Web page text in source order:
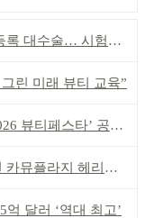
술… 시험자료 공용 허용
린 미래 뷰티 교육”
티페스타’ 공동 주최
라지 헤리티지 담아
달러 ‘역대 최고’